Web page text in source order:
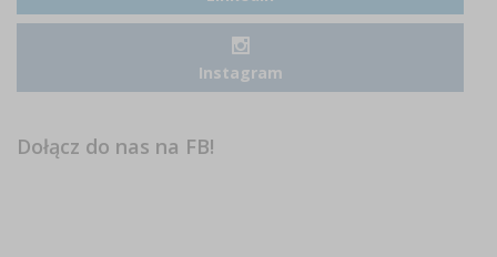
Instagram
Dołącz do nas na FB!